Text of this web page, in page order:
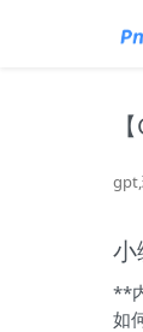
小
**
如